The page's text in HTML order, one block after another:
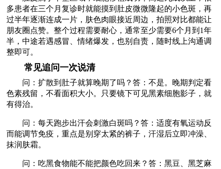
多患者在三个月复诊时就能摸到肚皮微微隆起的小色斑，再
过半年逐渐连成一片，肤色肉眼接近周边，拍照对比都能让
朋友圈点赞。整个过程需要耐心，通常至少需要6个月到1年
半，中途若遇感冒、情绪爆发，也别自责，随时线上沟通调
整即可。
常见追问一次说清
问：扩散到肚子就算晚期了吗？答：不是。晚期判定看
色素残留，不看面积大小。只要镜下可见黑素细胞影子，就
有得治。
问：每天跑步出汗会刺激白斑吗？答：适度有氧运动反
而能调节免疫，重点是别穿太紧的裤子，汗湿后立即冲澡、
抹润肤霜。
问：吃黑食物能不能把颜色吃回来？答：黑豆、黑芝麻